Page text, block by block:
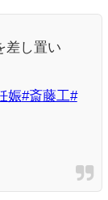
差し置い
娠#斎藤工#